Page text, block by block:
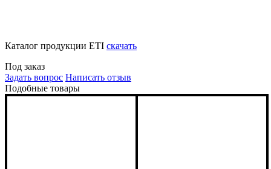
Каталог продукции ETI скачать
Под заказ
Задать вопрос Написать отзыв
Подобные товары